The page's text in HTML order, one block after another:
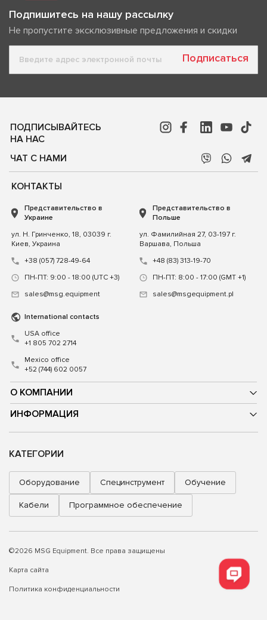
Подпишитесь на нашу рассылку
Не пропустите эксклюзивные предложения и скидки
Подписаться
ПОДПИСЫВАЙТЕСЬ
НА НАС
ЧАТ С НАМИ
О КОМПАНИИ
ИНФОРМАЦИЯ
КОНТАКТЫ
Представительство в
Украине
ул. Н. Гринченко, 18, 03039 г.
Киев, Украина
+38 (057) 728-49-64
ПН-ПТ: 9:00 - 18:00 (UTC +3)
sales@msg.equipment
Представительство в
Польше
ул. Фамилийная 27, 03-197 г.
Варшава, Польша
+48 (83) 313-19-70
ПН-ПТ: 8:00 - 17:00 (GMT +1)
sales@msgequipment.pl
International contacts
USA office
+1 805 702 2714
Mexico office
+52 (744) 602 0057
КАТЕГОРИИ
Оборудование Специнструмент Обучение
Кабели Программное обеспечение
©2026 MSG Equipment. Все права защищены
Карта сайта
Политика конфиденциальности